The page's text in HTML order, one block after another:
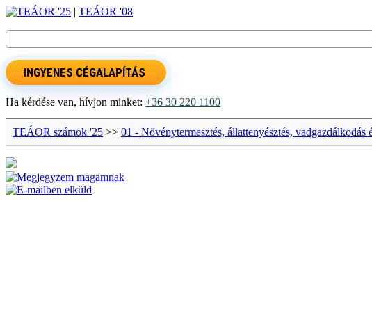
TEÁOR '25 | TEÁOR '08
INGYENES CÉGALAPÍTÁS
Ha kérdése van, hívjon minket: +36 30 220 1100
TEÁOR számok '25 >> 01 - Növénytermesztés, állattenyésztés, vadgazdálkodás